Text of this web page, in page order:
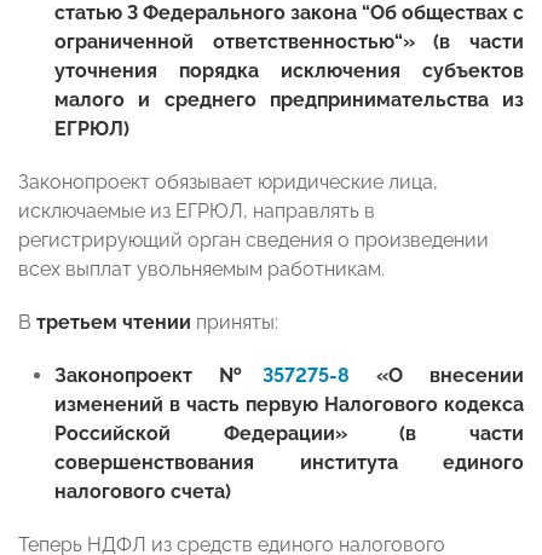
статью 3 Федерального закона “Об обществах с
ограниченной ответственностью“» (в части
уточнения порядка исключения субъектов
малого и среднего предпринимательства из
ЕГРЮЛ)
Законопроект обязывает юридические лица,
исключаемые из ЕГРЮЛ, направлять в
регистрирующий орган сведения о произведении
всех выплат увольняемым работникам.
В третьем чтении приняты:
Законопроект № 357275-8 «О внесении
изменений в часть первую Налогового кодекса
Российской Федерации» (в части
совершенствования института единого
налогового счета)
Теперь НДФЛ из средств единого налогового